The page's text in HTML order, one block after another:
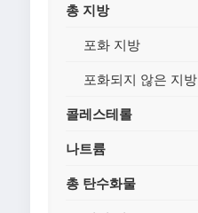
총 지방
포화 지방
포화되지 않은 지방
콜레스테롤
나트륨
총 탄수화물